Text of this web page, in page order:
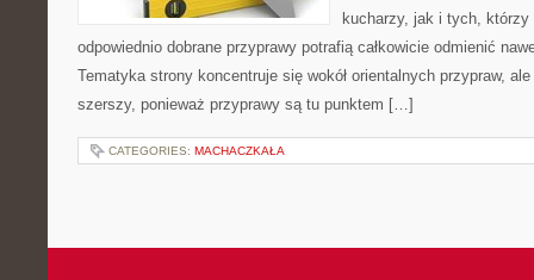
kucharzy, jak i tych, którzy
odpowiednio dobrane przyprawy potrafią całkowicie odmienić
Tematyka strony koncentruje się wokół orientalnych przypraw,
szerszy, ponieważ przyprawy są tu punktem […]
CATEGORIES: MACHACZKAŁA